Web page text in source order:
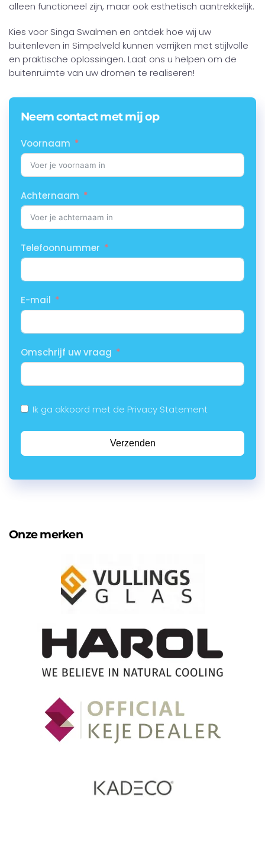
alleen functioneel zijn, maar ook esthetisch aantrekkelijk.
Kies voor Singa Swalmen en ontdek hoe wij uw
buitenleven in Simpelveld kunnen verrijken met stijlvolle
en praktische oplossingen. Laat ons u helpen om de
buitenruimte van uw dromen te realiseren!
Neem contact met mij op
Voornaam
Achternaam
Telefoonnummer
E-mail
Omschrijf uw vraag
Ik ga akkoord met de Privacy Statement
Verzenden
Onze merken